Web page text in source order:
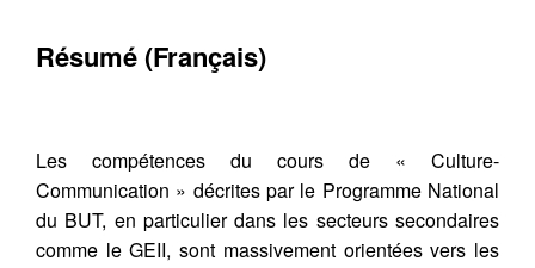
Résumé (Français)
Les compétences du cours de « Culture-
Communication » décrites par le Programme National
du BUT, en particulier dans les secteurs secondaires
comme le GEII, sont massivement orientées vers les